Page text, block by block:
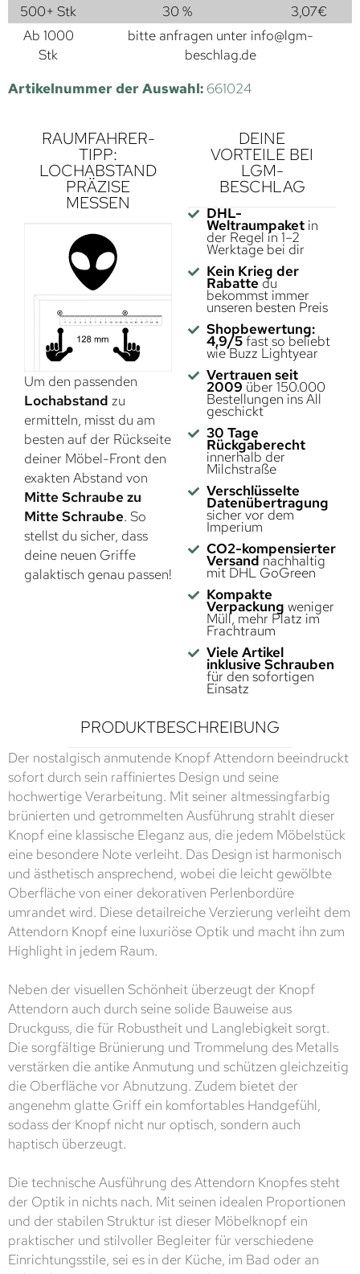
500+ Stk
30 % 3,07€
Ab 1000
Stk
bitte anfragen unter info@lgm-
beschlag.de
Artikelnummer der Auswahl: 661024
RAUMFAHRER-
TIPP:
LOCHABSTAND
PRÄZISE
MESSEN
Um den passenden
Lochabstand zu
ermitteln, misst du am
besten auf der Rückseite
deiner Möbel-Front den
exakten Abstand von
Mitte Schraube zu
Mitte Schraube. So
stellst du sicher, dass
deine neuen Griffe
galaktisch genau passen!
DEINE
VORTEILE BEI
LGM-
BESCHLAG
DHL-
Weltraumpaketin
der Regel in 1–2
Werktage bei dir
Kein Krieg der
Rabatte du
bekommst immer
unseren besten Preis
Shopbewertung:
4,9/5fast so beliebt
wie Buzz Lightyear
Vertrauen seit
2009 über 150.000
Bestellungen ins All
geschickt
30 Tage
Rückgaberecht
innerhalb der
Milchstraße
Verschlüsselte
Datenübertragung
sicher vor dem
Imperium
CO2-kompensierter
Versand nachhaltig
mit DHL GoGreen
Kompakte
Verpackung weniger
Müll, mehr Platz im
Frachtraum
Viele Artikel
inklusive Schrauben
für den sofortigen
Einsatz
PRODUKTBESCHREIBUNG
Der nostalgisch anmutende Knopf Attendorn beeindruckt
sofort durch sein raffiniertes Design und seine
hochwertige Verarbeitung. Mit seiner altmessingfarbig
brünierten und getrommelten Ausführung strahlt dieser
Knopf eine klassische Eleganz aus, die jedem Möbelstück
eine besondere Note verleiht. Das Design ist harmonisch
und ästhetisch ansprechend, wobei die leicht gewölbte
Oberfläche von einer dekorativen Perlenbordüre
umrandet wird. Diese detailreiche Verzierung verleiht dem
Attendorn Knopf eine luxuriöse Optik und macht ihn zum
Highlight in jedem Raum.
Neben der visuellen Schönheit überzeugt der Knopf
Attendorn auch durch seine solide Bauweise aus
Druckguss, die für Robustheit und Langlebigkeit sorgt.
Die sorgfältige Brünierung und Trommelung des Metalls
verstärken die antike Anmutung und schützen gleichzeitig
die Oberfläche vor Abnutzung. Zudem bietet der
angenehm glatte Griff ein komfortables Handgefühl,
sodass der Knopf nicht nur optisch, sondern auch
haptisch überzeugt.
Die technische Ausführung des Attendorn Knopfes steht
der Optik in nichts nach. Mit seinen idealen Proportionen
und der stabilen Struktur ist dieser Möbelknopf ein
praktischer und stilvoller Begleiter für verschiedene
Einrichtungsstile, sei es in der Küche, im Bad oder an